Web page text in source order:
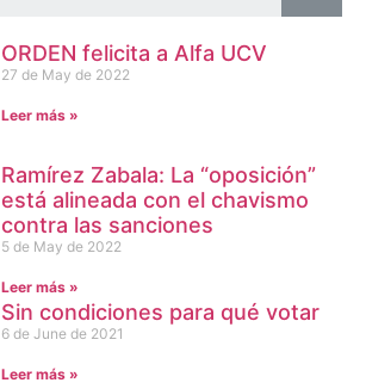
ORDEN felicita a Alfa UCV
27 de May de 2022
Leer más »
Ramírez Zabala: La “oposición”
está alineada con el chavismo
contra las sanciones
5 de May de 2022
Leer más »
Sin condiciones para qué votar
6 de June de 2021
Leer más »